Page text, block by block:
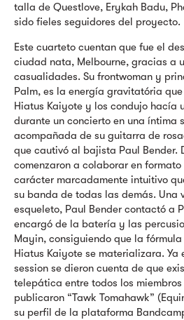
talla de Questlove, Erykah Badu,
sido fieles seguidores del proyecto.
Este cuarteto cuentan que fue el
ciudad nata, Melbourne, gracias a
casualidades. Su frontwoman y
Palm, es la energía gravitatória
Hiatus Kaiyote y los condujo hacía
durante un concierto en una íntima
acompañada de su guitarra de
que cautivó al bajista Paul Bender.
comenzaron a colaborar en
carácter marcadamente intuitivo
su banda de todas las demás. Una
esqueleto, Paul Bender contactó a
encargó de la batería y las
Mayin, consiguiendo que la
Hiatus Kaiyote se materializara. Ya
session se dieron cuenta de que
telepática entre todos los
publicaron “Tawk Tomahawk”
su perfil de la plataforma